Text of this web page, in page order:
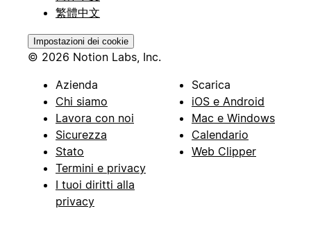
繁體中文
Impostazioni dei cookie
© 2026 Notion Labs, Inc.
Azienda
Chi siamo
Lavora con noi
Sicurezza
Stato
Termini e privacy
I tuoi diritti alla
privacy
Scarica
iOS e Android
Mac e Windows
Calendario
Web Clipper